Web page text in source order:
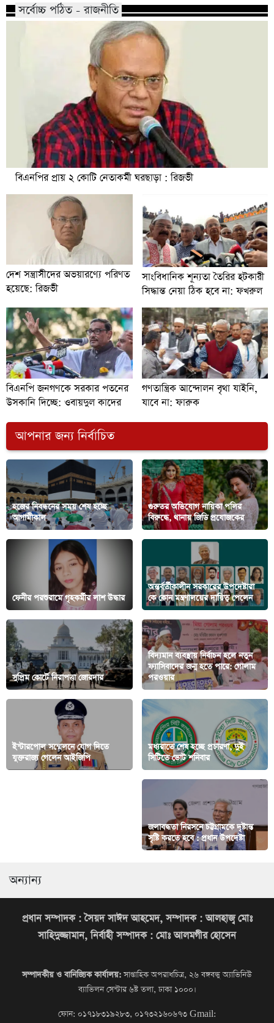
সর্বোচ্চ পঠিত - রাজনীতি
বিএনপির প্রায় ২ কোটি নেতাকর্মী ঘরছাড়া : রিজভী
দেশ সন্ত্রাসীদের অভয়ারণ্যে পরিণত
হয়েছে: রিজভী
সাংবিধানিক শূন্যতা তৈরির হটকারী
সিদ্ধান্ত নেয়া ঠিক হবে না: ফখরুল
বিএনপি জনগণকে সরকার পতনের
উসকানি দিচ্ছে: ওবায়দুল কাদের
গণতান্ত্রিক আন্দোলন বৃথা যাইনি,
যাবে না: ফারুক
আপনার জন্য নির্বাচিত
হজের নিবন্ধনের সময় শেষ হচ্ছে
আগামীকাল
গুরুতর অভিযোগ নায়িকা পলির
বিরুদ্ধে, থানায় জিডি প্রযোজকের
ফেনীর পরশুরামে গৃহকর্মীর লাশ উদ্ধার
অন্তর্বর্তীকালীন সরকারের উপদেষ্টারা
কে কোন মন্ত্রণালয়ের দায়িত্ব পেলেন
সুপ্রিম কোর্টে নিরাপত্তা জোরদার
বিদ্যমান ব্যবস্থায় নির্বাচন হলে নতুন
ফ্যাসিবাদের জন্ম হতে পারে: গোলাম
পরওয়ার
ইন্টারপোল সম্মেলনে যোগ দিতে
যুক্তরাজ্য গেলেন আইজিপি
মধ্যরাতে শেষ হচ্ছে প্রচারণা, দুই
সিটিতে ভোট শনিবার
জলাবদ্ধতা নিরসনে চট্টগ্রামকে দৃষ্টান্ত
সৃষ্টি করতে হবে : প্রধান উপদেষ্টা
অন্যান্য
প্রধান সম্পাদক : সৈয়দ সাঈদ আহমেদ, সম্পাদক : আলহাজ্ব মোঃ
সাহিদুজ্জামান, নির্বাহী সম্পাদক : মোঃ আলমগীর হোসেন
সম্পাদকীয় ও বানিজ্যিক কার্যালয়:সাপ্তাহিক অপরাধচিত্র, ২৬ বঙ্গবন্ধু অ্যাভিনিউ
ব্যাভিলন সেন্টার ৬ষ্ট তলা, ঢাকা ১০০০।
ফোন: ০১৭১৮৩১৯২৮৩, ০১৭৩২১৬০৬৭৩ Gmail: